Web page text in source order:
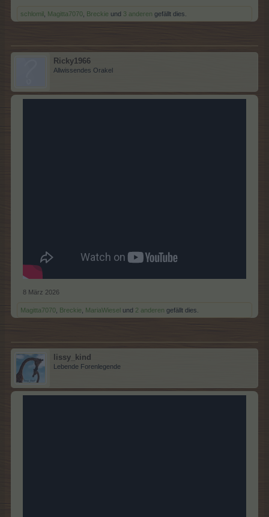
schlomil Magitta7070 Breckie und 3 anderen gefällt dies.
Ricky1966
Allwissendes Orakel
8 März 2026
Magitta7070 Breckie MariaWiesel und 2 anderen gefällt dies.
lissy_kind
Lebende Forenlegende